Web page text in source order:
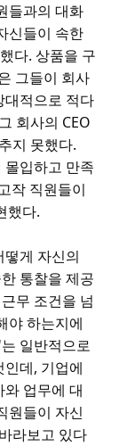
들과의 대화
신들이 속한
다. 상품을 구
그들이 회사
대적으로 적다
회사의 CEO
지 못했다.
몰입하고 만족
작 직원들이
했다.
게 자신의
통찰을 제공
무 조건을 넘
야 하는지에
일반적으로
데, 기업에
업무에 대
원들이 자신
라보고 있다